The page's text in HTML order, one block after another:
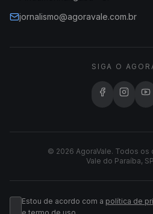
jornalismo@agoravale.com.br
SIGA O
© 2026 AgoraVale. Todos os
Vale do Paraíba,
Estou de acordo com a política de